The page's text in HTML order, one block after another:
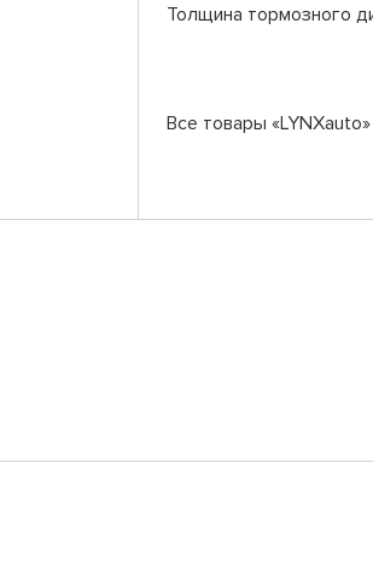
Толщина тормозного
Все товары «LYNXauto»